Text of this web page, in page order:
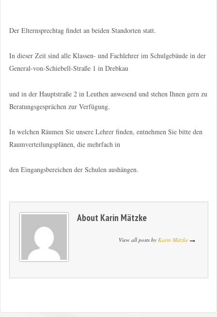
Der Elternsprechtag findet an beiden Standorten statt.
In dieser Zeit sind alle Klassen- und Fachlehrer im Schulgebäude in der
General-von-Schiebell-Straße 1 in Drebkau
und in der Hauptstraße 2 in Leuthen anwesend und stehen Ihnen gern zu
Beratungsgesprächen zur Verfügung.
In welchen Räumen Sie unsere Lehrer finden, entnehmen Sie bitte den
Raumverteilungsplänen, die mehrfach in
den Eingangsbereichen der Schulen aushängen.
About Karin Mätzke
View all posts by Karin Mätzke